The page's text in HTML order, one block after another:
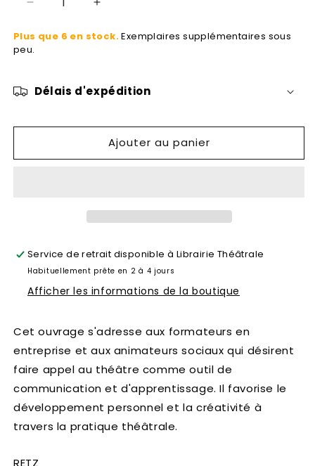
Réduire
quantité
de
pour
formation
d&#39;adultes
Augmenter
quantité
pour
formation
d&#39;adultes
Plus que 6 en stock.Exemplaires supplémentaires sous
peu.
Délais d'expédition
Ajouter au panier
Service de retrait disponible à Librairie Théâtrale
Habituellement prête en 2 à 4 jours
Afficher les informations de la boutique
Cet ouvrage s'adresse aux formateurs en
entreprise et aux animateurs sociaux qui désirent
faire appel au théâtre comme outil de
communication et d'apprentissage. Il favorise le
développement personnel et la créativité à
travers la pratique théâtrale.
RETZ